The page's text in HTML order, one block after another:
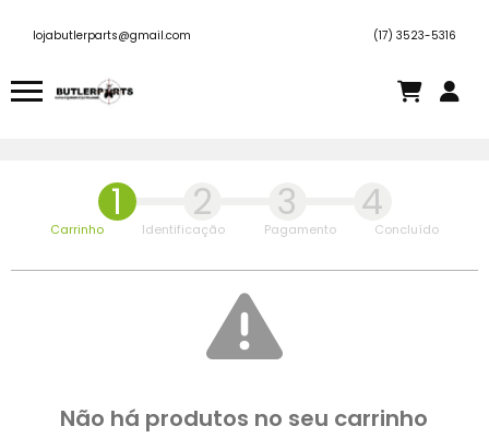
lojabutlerparts@gmail.com (17) 3523-5316
1 2 3 4
Carrinho Identificação Pagamento Concluído
Não há produtos no seu carrinho